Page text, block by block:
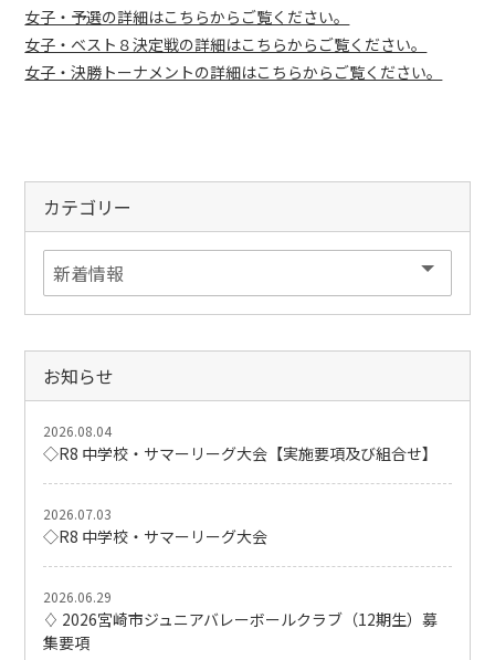
女子・予選の詳細はこちらからご覧ください。
女子・ベスト８決定戦の詳細はこちらからご覧ください。
女子・決勝トーナメントの詳細はこちらからご覧ください。
カテゴリー
お知らせ
2026.08.04
◇R8 中学校・サマーリーグ大会【実施要項及び組合せ】
2026.07.03
◇R8 中学校・サマーリーグ大会
2026.06.29
♢ 2026宮崎市ジュニアバレーボールクラブ（12期生）募
集要項